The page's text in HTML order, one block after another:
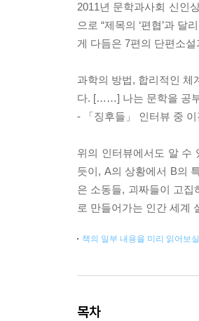
2011년 문학과사회 신인
으로 “제목의 ‘편협’과
게 다듬은 7편의 단편소
과학의 방법, 합리적인 체
다. [……] 나는 문학을 공
- 「징후들」 인터뷰 중
위의 인터뷰에서도 알 수
듯이, A의 상황에서 B의
은 소동들, 괴짜들이 고
로 만들어가는 인간 세계
책의 일부 내용을 미리 읽어보
목차